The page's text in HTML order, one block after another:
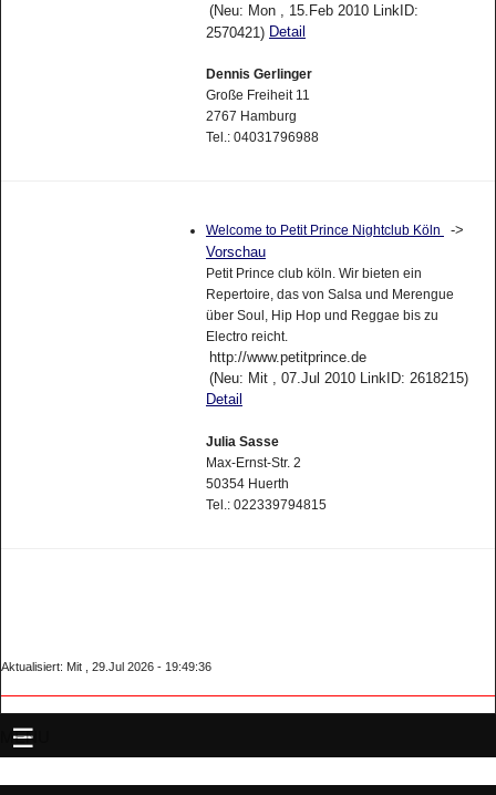
(Neu: Mon , 15.Feb 2010 LinkID:
2570421) Detail
Dennis Gerlinger
Große Freiheit 11
2767 Hamburg
Tel.: 04031796988
Welcome to Petit Prince Nightclub Köln
->
Vorschau
Petit Prince club köln. Wir bieten ein
Repertoire, das von Salsa und Merengue
über Soul, Hip Hop und Reggae bis zu
Electro reicht.
http://www.petitprince.de
(Neu: Mit , 07.Jul 2010 LinkID: 2618215)
Detail
Julia Sasse
Max-Ernst-Str. 2
50354 Huerth
Tel.: 022339794815
Aktualisiert: Mit , 29.Jul 2026 - 19:49:36
MENU